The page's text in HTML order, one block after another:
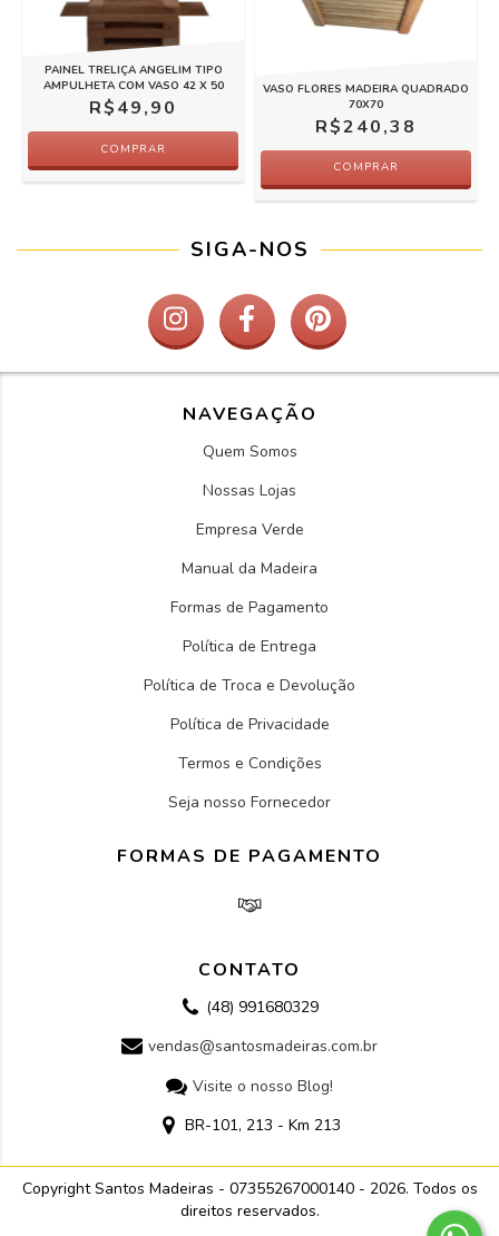
PAINEL TRELIÇA ANGELIM TIPO
AMPULHETA COM VASO 42 X 50
R$49,90
VASO FLORES MADEIRA QUADRADO
70X70
R$240,38
SIGA-NOS
NAVEGAÇÃO
Quem Somos
Nossas Lojas
Empresa Verde
Manual da Madeira
Formas de Pagamento
Política de Entrega
Política de Troca e Devolução
Política de Privacidade
Termos e Condições
Seja nosso Fornecedor
FORMAS DE PAGAMENTO
CONTATO
(48) 991680329
vendas@santosmadeiras.com.br
Visite o nosso Blog!
BR-101, 213 - Km 213
Copyright Santos Madeiras - 07355267000140 - 2026. Todos os
direitos reservados.